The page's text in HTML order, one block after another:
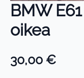
BMW
oikea
30,00 €